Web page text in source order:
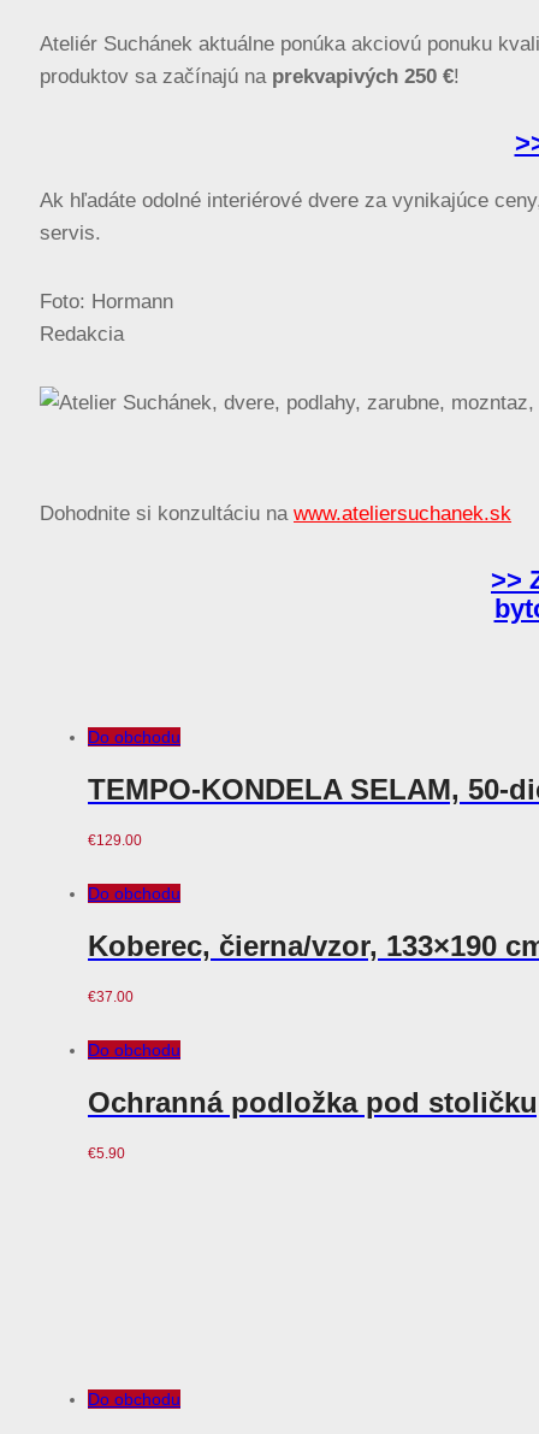
Ateliér Suchánek aktuálne ponúka akciovú ponuku
produktov sa začínajú na prekvapivých 250 €!
Ak hľadáte odolné interiérové dvere za vynikajúce
servis.
Foto: Hormann
Redakcia
Dohodnite si konzultáciu na www.ateliersuchanek.sk
>>
Do obchodu
TEMPO-KONDELA SELAM,
€129.00
Do obchodu
Koberec, čierna/vzor, 133×190
€37.00
Do obchodu
Ochranná podložka pod
€5.90
Do obchodu